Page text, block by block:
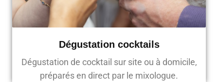
Dégustation cocktails
Dégustation de cocktail sur site ou à domicile,
préparés en direct par le mixologue.